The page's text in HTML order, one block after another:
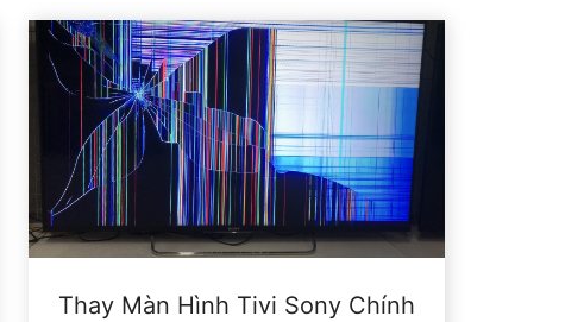
Thay Màn Hình Tivi Sony Chính